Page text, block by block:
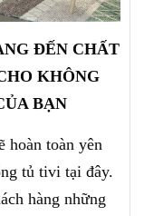
ĐẾN CHẤT
KHÔNG
BẠN
hoàn toàn yên
tủ tivi tại đây.
hàng những